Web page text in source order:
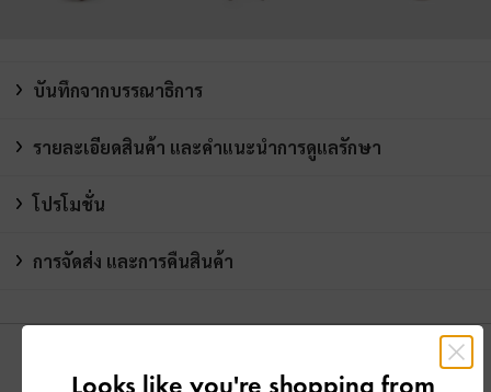
บันทึกจากบรรณาธิการ
รายละเอียดสินค้า และคำแนะนำการดูแลรักษา
โปรโมชั่น
การจัดส่ง และการคืนสินค้า
คุณอาจจะชอบสินค้านี้
Looks like you're shopping from